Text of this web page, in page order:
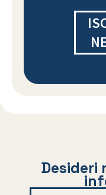
Desideri